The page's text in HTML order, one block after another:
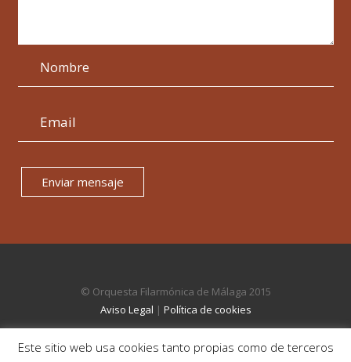
Enviar mensaje
© Orquesta Filarmónica de Málaga 2015
Aviso Legal | Política de cookies
Este sitio web usa cookies tanto propias como de terceros